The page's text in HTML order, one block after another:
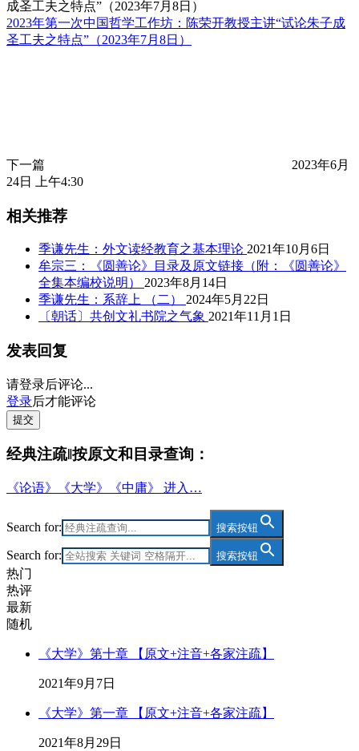
2023年第一次中国哲学工作坊：陈荣开教授主讲“试论朱子成
圣工夫之特点”（2023年7月8日）
下一篇
2023年6月
24日 上午4:30
相关推荐
季谦先生：外文读经教育之基本理论 2021年10月6日
牟宗三：《圆善论》目录及原文链接（附：《圆善论》
全集本编校说明）
2023年8月14日
季谦先生：系辞上 （二）
2024年5月22日
〔朝话〕共创文礼书院之气象 2021年11月1日
发表回复
请登录后评论...
登录后才能评论
提交
经典注疏‖按原文和目录查询：
《论语》《大学》《中庸》 进入…
Search for: 搜索按钮
Search for: 搜索按钮
热门
热评
最新
随机
《大学》第十章 【原文+注音+各家注疏】
2021年9月7日
《大学》第一章 【原文+注音+各家注疏】
2021年8月29日